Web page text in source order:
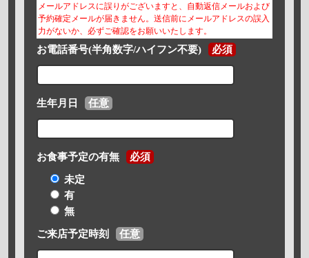
メールアドレスに誤りがございますと、自動返信メールおよび
予約確定メールが届きません。送信前にメールアドレスの誤入
力がないか、必ずご確認をお願いいたします。
お電話番号(半角数字/ハイフン不要) 必須
生年月日 任意
お食事予定の有無 必須
未定
有
無
ご来店予定時刻 任意